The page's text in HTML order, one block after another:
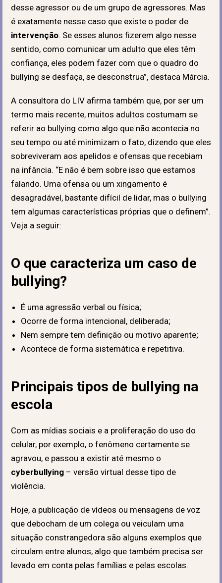
desse agressor ou de um grupo de agressores. Mas
é exatamente nesse caso que existe o poder de
intervenção. Se esses alunos fizerem algo nesse
sentido, como comunicar um adulto que eles têm
confiança, eles podem fazer com que o quadro do
bullying se desfaça, se desconstrua”, destaca Márcia.
A consultora do LIV afirma também que, por ser um
termo mais recente, muitos adultos costumam se
referir ao bullying como algo que não acontecia no
seu tempo ou até minimizam o fato, dizendo que eles
sobreviveram aos apelidos e ofensas que recebiam
na infância. “E não é bem sobre isso que estamos
falando. Uma ofensa ou um xingamento é
desagradável, bastante difícil de lidar, mas o bullying
tem algumas características próprias que o definem”.
Veja a seguir:
O que caracteriza um caso de
bullying?
É uma agressão verbal ou física;
Ocorre de forma intencional, deliberada;
Nem sempre tem definição ou motivo aparente;
Acontece de forma sistemática e repetitiva.
Principais tipos de bullying na
escola
Com as mídias sociais e a proliferação do uso do
celular, por exemplo, o fenômeno certamente se
agravou, e passou a existir até mesmo o
cyberbullying – versão virtual desse tipo de
violência.
Hoje, a publicação de vídeos ou mensagens de voz
que debocham de um colega ou veiculam uma
situação constrangedora são alguns exemplos que
circulam entre alunos, algo que também precisa ser
levado em conta pelas famílias e pelas escolas.